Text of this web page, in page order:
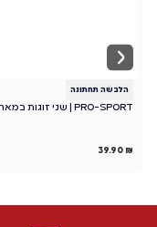
הלבשה תחתונה
PRO-SPORT | שני זוגות במארז
39.90 ₪